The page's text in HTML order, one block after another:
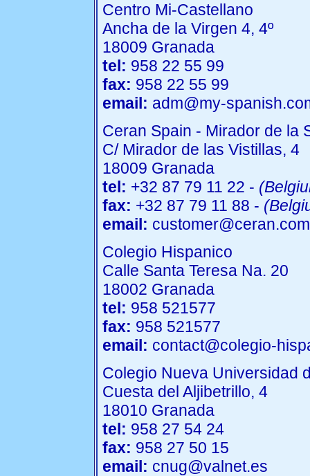
Centro Mi-Castellano
Ancha de la Virgen 4, 4º
18009 Granada
tel: 958 22 55 99
fax: 958 22 55 99
email: adm@my-
Ceran Spain - Mirador de la
C/ Mirador de las Vistillas, 4
18009 Granada
tel: +32 87 79 11 22 -
fax: +32 87 79 11 88 -
email: customer@ceran.com
Colegio Hispanico
Calle Santa Teresa Na. 20
18002 Granada
tel: 958 521577
fax: 958 521577
email: contact@colegio-
Colegio Nueva Universidad
Cuesta del Aljibetrillo, 4
18010 Granada
tel: 958 27 54 24
fax: 958 27 50 15
email: cnug@valnet.es